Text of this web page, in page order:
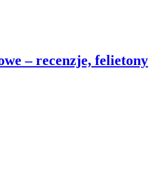
– recenzje, felietony